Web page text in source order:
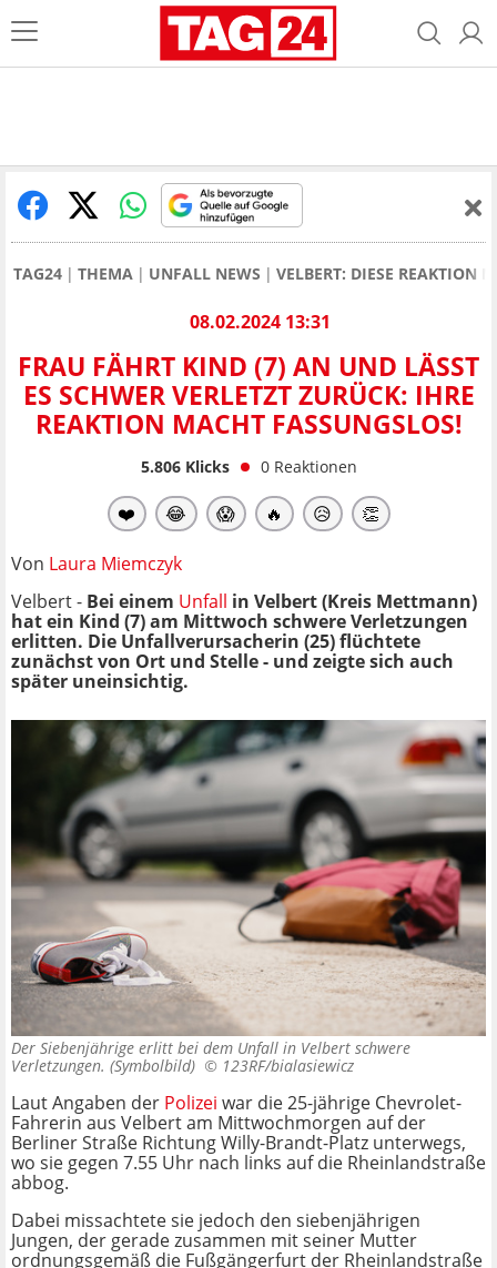
TAG24 THEMA UNFALL NEWS VELBERT: DIESE REAKTION
08.02.2024 13:31
FRAU FÄHRT KIND (7) AN UND LÄSST
ES SCHWER VERLETZT ZURÜCK: IHRE
REAKTION MACHT FASSUNGSLOS!
5.806Klicks 0 Reaktionen
❤️ 😂 😱 🔥 😥 👏
Von Laura Miemczyk
Velbert - Bei einem Unfall in Velbert (Kreis Mettmann)
hat ein Kind (7) am Mittwoch schwere Verletzungen
erlitten. Die Unfallverursacherin (25) flüchtete
zunächst von Ort und Stelle - und zeigte sich auch
später uneinsichtig.
Der Siebenjährige erlitt bei dem Unfall in Velbert schwere
Verletzungen. (Symbolbild) © 123RF/bialasiewicz
Laut Angaben der Polizei war die 25-jährige Chevrolet-
Fahrerin aus Velbert am Mittwochmorgen auf der
Berliner Straße Richtung Willy-Brandt-Platz unterwegs,
wo sie gegen 7.55 Uhr nach links auf die Rheinlandstraße
abbog.
Dabei missachtete sie jedoch den siebenjährigen
Jungen, der gerade zusammen mit seiner Mutter
ordnungsgemäß die Fußgängerfurt der Rheinlandstraße